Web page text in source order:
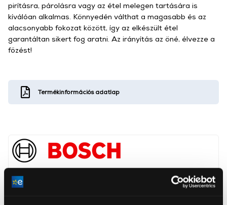
BSH Hausgeräte GmbH
www.bsh-group.com
pirításra, párolásra vagy az étel melegen tartására is
kíválóan alkalmas. Könnyedén válthat a magasabb és az
alacsonyabb fokozat között, így az elkészült étel
garantáltan sikert fog aratni. Az irányítás az öné, élvezze a
főzést!
Termékinformációs adatlap